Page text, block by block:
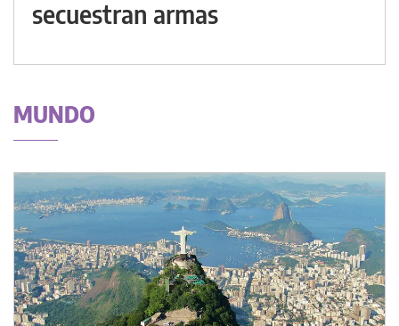
secuestran armas
MUNDO